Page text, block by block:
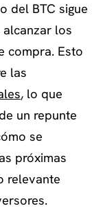
del BTC sigue
los
compra. Esto
las
, lo que
un repunte
se
próximas
relevante